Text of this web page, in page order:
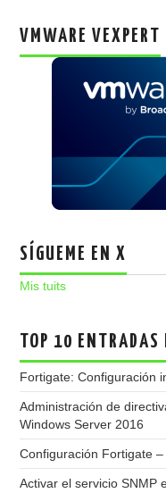
VMWARE VEXPERT
SÍGUEME EN X
Mis tuits
TOP 10 ENTRADAS
Fortigate: Configuración
Administración de
Windows Server 2016
Configuración Fortigate
Activar el servicio SNMP